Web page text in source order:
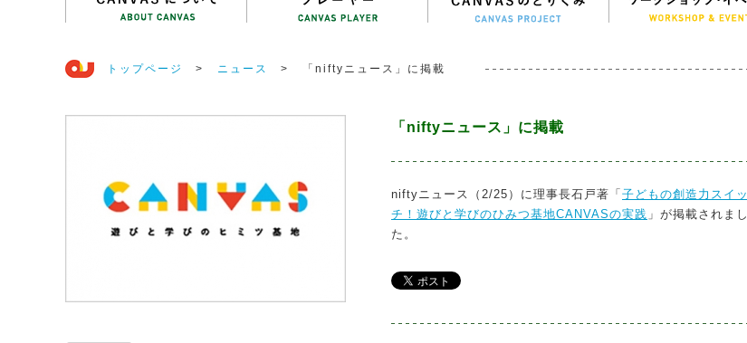
トップページ > ニュース > 「niftyニュース」に掲載
「niftyニュース」に掲載
niftyニュース（2/25）に理事長石戸著「 子どもの創造力スイッ
チ！遊びと学びのひみつ基地CANVASの実践 」が掲載されまし
た。